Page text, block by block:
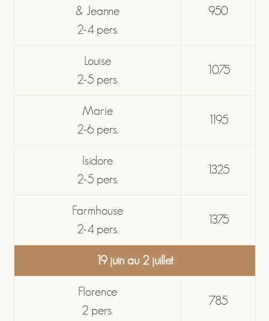
& Jeanne
2-4 pers.
950
Louise
2-5 pers.
1075
Marie
2-6 pers.
1195
Isidore
2-5 pers.
1325
Farmhouse
2-4 pers.
1375
19 juin au 2 juillet
Florence
2 pers.
785